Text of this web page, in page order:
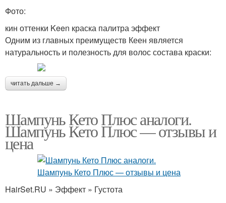
Фото:
кин оттенки Keen краска палитра эффект
Одним из главных преимуществ Кеен является
натуральность и полезность для волос состава краски:
читать дальше →
Шампунь Кето Плюс аналоги.
Шампунь Кето Плюс — отзывы и
цена
HairSet.RU » Эффект » Густота